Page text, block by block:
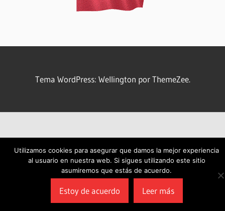
Tema WordPress: Wellington por ThemeZee.
Utilizamos cookies para asegurar que damos la mejor experiencia
al usuario en nuestra web. Si sigues utilizando este sitio
asumiremos que estás de acuerdo.
Estoy de acuerdo Leer más